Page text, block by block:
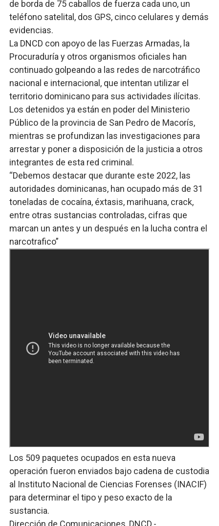
de borda de 75 caballos de fuerza cada uno, un
teléfono satelital, dos GPS, cinco celulares y demás
evidencias.
La DNCD con apoyo de las Fuerzas Armadas, la
Procuraduría y otros organismos oficiales han
continuado golpeando a las redes de narcotráfico
nacional e internacional, que intentan utilizar el
territorio dominicano para sus actividades ilícitas.
Los detenidos ya están en poder del Ministerio
Público de la provincia de San Pedro de Macorís,
mientras se profundizan las investigaciones para
arrestar y poner a disposición de la justicia a otros
integrantes de esta red criminal.
“Debemos destacar que durante este 2022, las
autoridades dominicanas, han ocupado más de 31
toneladas de cocaína, éxtasis, marihuana, crack,
entre otras sustancias controladas, cifras que
marcan un antes y un después en la lucha contra el
narcotrafico”
Los 509 paquetes ocupados en esta nueva
operación fueron enviados bajo cadena de custodia
al Instituto Nacional de Ciencias Forenses (INACIF)
para determinar el tipo y peso exacto de la
sustancia.
Dirección de Comunicaciones, DNCD.-